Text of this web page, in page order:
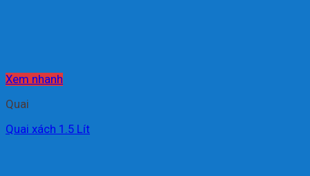
Xem nhanh
Quai
Quai xách 1.5 Lít